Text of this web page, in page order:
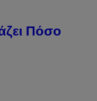
Πόσο